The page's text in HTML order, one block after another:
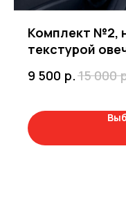
Комплект №2,
текстурой
9 500 р. 15 000
Нам доверяют